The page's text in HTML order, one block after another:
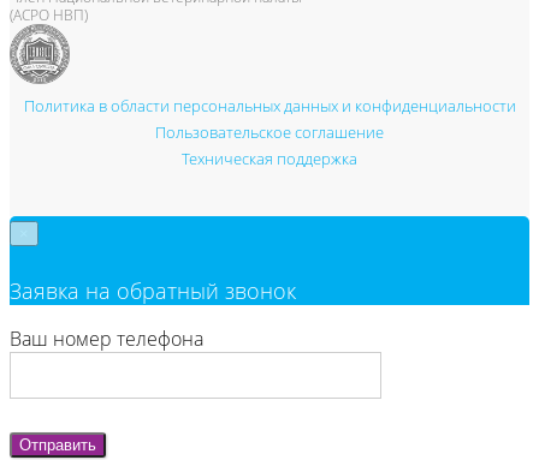
(АСРО НВП)
Политика в области персональных данных и конфиденциальности
Пользовательское соглашение
Техническая поддержка
Заявка на обратный звонок
Ваш номер телефона
Отправить